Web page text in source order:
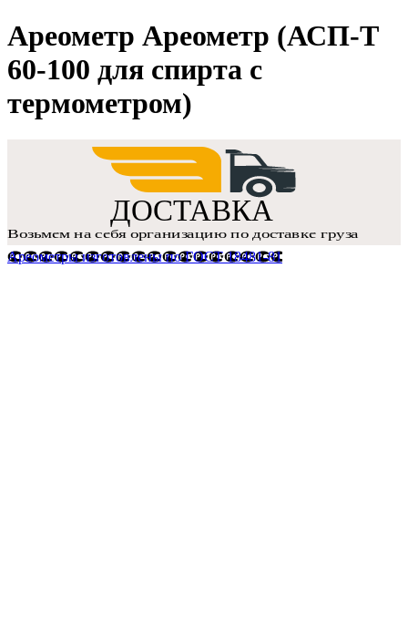
Ареометр Ареометр (АСП-Т
60-100 для спирта с
термометром)
Ареометры изготовлены по ГОСТ 18481-81